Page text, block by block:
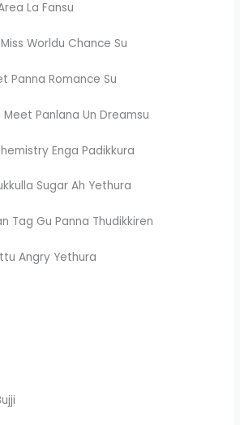
La Fansu
Worldu Chance Su
Panna Romance Su
Meet Panlana Un Dreamsu
Enga Padikkura
Sugar Ah Yethura
Tag Gu Panna Thudikkiren
Angry Yethura